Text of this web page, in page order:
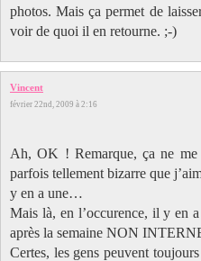
photos. Mais ça permet de
voir de quoi il en retourne. ;-)
Vincent
février 22nd, 2009 à 2:16
Ah, OK ! Remarque, ça ne me
parfois tellement bizarre que
y en a une…
Mais là, en l’occurence, il y en
après la semaine NON
Certes, les gens peuvent